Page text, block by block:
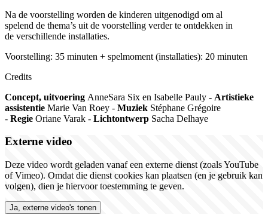
Na de voorstelling worden de kinderen uitgenodigd om al
spelend de thema’s uit de voorstelling verder te ontdekken in
de verschillende installaties.
Voorstelling: 35 minuten + spelmoment (installaties): 20 minuten
Credits
Concept, uitvoering AnneSara Six en Isabelle Pauly - Artistieke
assistentie Marie Van Roey - Muziek Stéphane Grégoire
- Regie Oriane Varak - Lichtontwerp Sacha Delhaye
Externe video
Deze video wordt geladen vanaf een externe dienst (zoals YouTube
of Vimeo). Omdat die dienst cookies kan plaatsen (en je gebruik kan
volgen), dien je hiervoor toestemming te geven.
Ja, externe video's tonen